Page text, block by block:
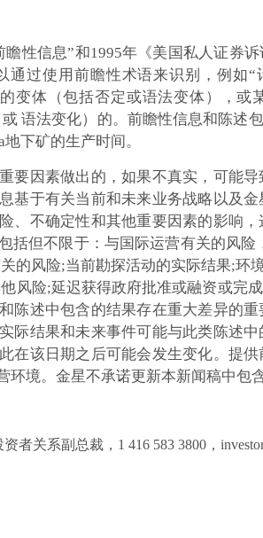
性信息”和1995年《美国私人证券
过使用前瞻性术语来识别，例如
变体（包括否定或语法变体），
语法变化）的。前瞻性信息和陈述
下矿的生产时间。
要因素做出的，如果不真实，可能
基于有关当前和未来业务战略以及
、不确定性和其他重要因素的影响
括但不限于：与国际运营有关的风
的风险;当前勘探活动的实际结果;
风险;延迟获得政府批准或融资或完
陈述中包含的结果存在重大差异的
际结果和未来事件可能与此类陈述
在该日期之后可能会发生变化。提
境。金星不承诺更新本新闻稿中包
者关系副总裁，1 416 583 3800，